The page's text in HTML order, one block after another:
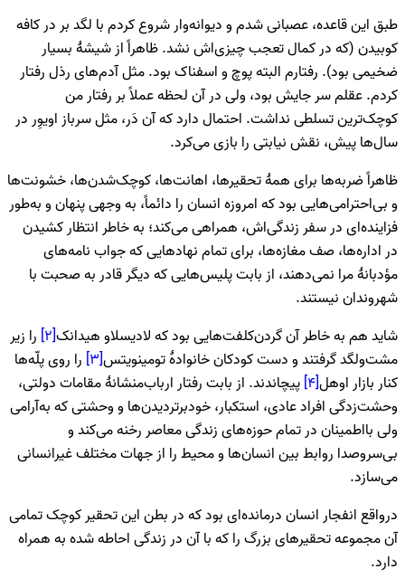
طبق این قاعده، عصبانی شدم و دیوانه‌وار شروع کردم با لگد بر در کافه
کوبیدن (که در کمال تعجب چیزی‌اش نشد. ظاهراً از شیشۀ بسیار
ضخیمی بود). رفتارم البته پوچ و اسفناک بود. مثل آدم‌های رذل رفتار
کردم. عقلم سر جایش بود، ولی در آن لحظه عملاً بر رفتار من
کوچک‌ترین تسلطی نداشت. احتمال دارد که آن دَر، مثل سرباز اویوِر در
سال‌ها پیش، نقش نیابتی را بازی می‌کرد.
ظاهراً ضربه‌ها برای همۀ تحقیرها، اهانت‌ها، کوچک‌شدن‌ها، خشونت‌ها
و بی‌احترامی‌هایی بود که امروزه انسان را دائماً، به وجهی پنهان و به‌طور
فزاینده‌ای در سفر زندگی‌اش، همراهی می‌کند؛ به خاطر انتظار کشیدن
در اداره‌ها، صف مغازه‌ها، برای تمام نهادهایی که جواب نامه‌های
مؤدبانۀ مرا نمی‌دهند، از بابت پلیس‌هایی که دیگر قادر به صحبت با
شهروندان نیستند.
شاید هم به خاطر آن گردن‌کلفت‌هایی بود که لادیسلاو هیدانک[۲]
را زیر
مشت‌ولگد گرفتند و دست کودکان خانوادۀ تومینویتس[۳]
را روی پلّه‌ها
کنار بازار اوهل[۴]
پیچاندند. از بابت رفتار ارباب‌منشانۀ مقامات دولتی،
وحشت‌زدگی افراد عادی، استکبار، خودبرتردیدن‌ها و وحشتی که به‌آرامی
ولی بااطمینان در تمام حوزه‌های زندگی معاصر رخنه می‌کند و
بی‌سروصدا روابط بین انسان‌ها و محیط را از جهات مختلف غیرانسانی
می‌سازد.
درواقع انفجار انسان درمانده‌ای بود که در بطن این تحقیر کوچک تمامی
آن مجموعه تحقیرهای بزرگ را که با آن در زندگی احاطه شده به همراه
دارد.